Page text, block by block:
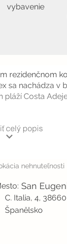
vybavenie
rezidenčnom
sa nachádza
Costa
celý popis
nehnuteľnosti
San
C. Italia, 4,
Španělsko